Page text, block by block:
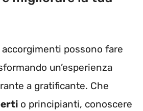
possono fare
un’esperienza
a gratificante. Che
o principianti, conoscere